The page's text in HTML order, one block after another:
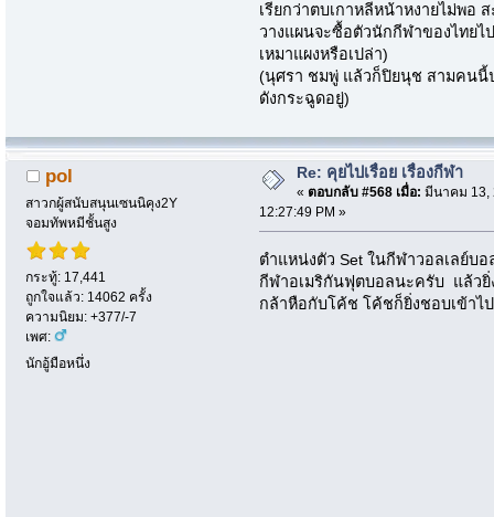
เรียกว่าตบเกาหลีหน้าหงายไม่พอ
วางแผนจะซื้อตัวนักกีฬาของไทยไ
เหมาแผงหรือเปล่า)
(นุศรา ชมพู่ แล้วก็ปิยนุช สามคนนี้
ดังกระฉูดอยู่)
pol
สาวกผู้สนับสนุนเซนนิคุง2Y
จอมทัพหมีชั้นสูง
กระทู้: 17,441
ถูกใจแล้ว: 14062 ครั้ง
ความนิยม: +377/-7
เพศ:
นักอู้มือหนึ่ง
Re: คุยไปเรื่อย เรื่องกีฬา
« ตอบกลับ #568 เมื่อ: มีนาคม 13,
12:27:49 PM »
ตำแหน่งตัว Set ในกีฬาวอลเลย์บ
กีฬาอเมริกันฟุตบอลนะครับ แล้วยิ่
กล้าหือกับโค้ช โค้ชก็ยิ่งชอบเข้าไ